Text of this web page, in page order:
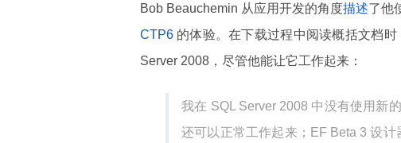
Bob Beauchemin 从应用开发的角度描述了他
CTP6 的体验。在下载过程中阅读概括文档
Server 2008，尽管他能让它工作起来：
我在 SQL Server 2008 中没有使用新
还可以正常工作起来；EF Beta 3 设